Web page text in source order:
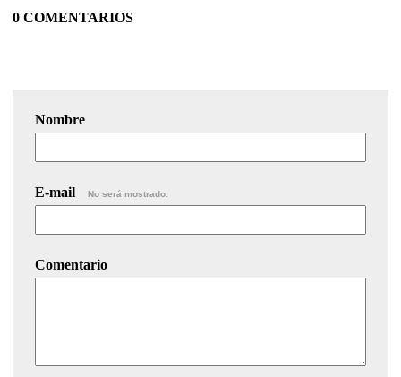
0 COMENTARIOS
Nombre
E-mail No será mostrado.
Comentario